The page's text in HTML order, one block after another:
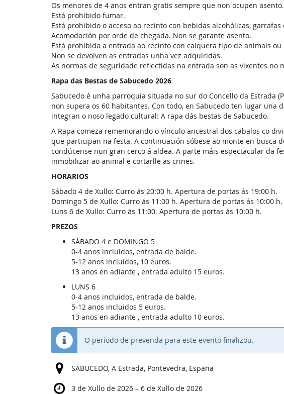
Os menores de 4 anos entran gratis sempre que non ocupen asento.
Está prohibido fumar.
Está prohibido o acceso ao recinto con bebidas alcohólicas,
Acomodación por orde de chegada. Non se garante asento.
Está prohibida a entrada ao recinto con calquera tipo de animais
Non se devolven as entradas unha vez adquiridas.
As normas de seguridade reflectidas na entrada son as vixentes no
Rapa das Bestas de Sabucedo 2026
Sabucedo é unha parroquia situada no sur do Concello da Estrada
non supera os 60 habitantes. Con todo, en Sabucedo ten lugar
integran o noso legado cultural: A rapa dás bestas de Sabucedo.
A Rapa comeza rememorando o vínculo ancestral dos cabalos co
que participan na festa. A continuación sóbese ao monte en busca
condúcense nun gran cerco á aldea. A parte máis espectacular da
inmobilizar ao animal e cortarlle as crines.
HORARIOS
Sábado 4 de Xullo: Curro ás 20:00 h. Apertura de portas ás 19:00 h.
Domingo 5 de Xullo: Curro ás 11:00 h. Apertura de portas ás 10:00 h.
Luns 6 de Xullo: Curro ás 11:00. Apertura de portas ás 10:00 h.
PREZOS
SÁBADO 4 e DOMINGO 5
0-4 anos incluidos, entrada de balde.
5-12 anos incluidos, 10 euros.
13 anos en adiante , entrada adulto 15 euros.
LUNS 6
0-4 anos incluidos, entrada de balde.
5-12 anos incluidos 5 euros.
13 anos en adiante , entrada adulto 10 euros.
O período de prevenda para este evento finalizou.
SABUCEDO, A Estrada, Pontevedra, España
3 de Xullo de 2026 –ata
6 de Xullo de 2026